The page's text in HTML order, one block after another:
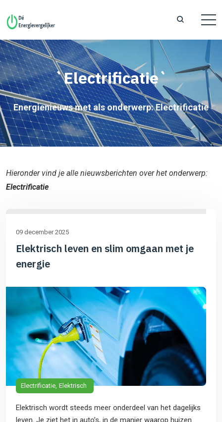
`Electrificatie`
Energienieuws met als onderwerp: Electrificatie
Hieronder vind je alle nieuwsberichten over het onderwerp:
Electrificatie
09 december 2025
Elektrisch leven en slim omgaan met je
energie
Electrificatie Elektrisch
Elektrisch wordt steeds meer onderdeel van het dagelijks
leven. Je ziet het in auto’s, in de manier waarop huizen